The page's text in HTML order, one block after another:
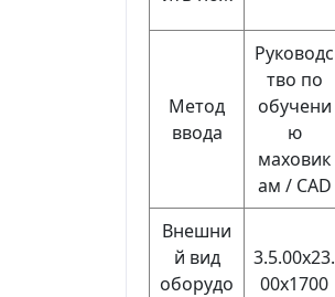
Метод
ввода
Руководс
тво по
обучени
ю
маховик
ам / CAD
Внешни
й вид
оборудо
3.5.00x23.
00x1700